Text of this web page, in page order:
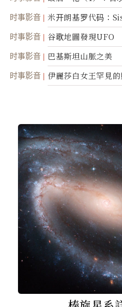
时事影音
米开朗基罗代码：
(图)
时事影音 谷歌地圖發現UFO
时事影音 巴基斯坦山脈之美
时事影音 伊麗莎白女王罕見的